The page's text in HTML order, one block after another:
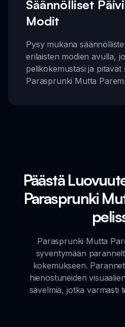
Säännölliset
Modit
Pysy mukana
erilaisten modien avulla,
pelikokemustasi ja
Parasprunki Mutta
Päästä
Parasprunki
Parasprunki Mutta
syventymään
kokemukseen.
hienostuneiden
sävelmiä, jotka varmasti